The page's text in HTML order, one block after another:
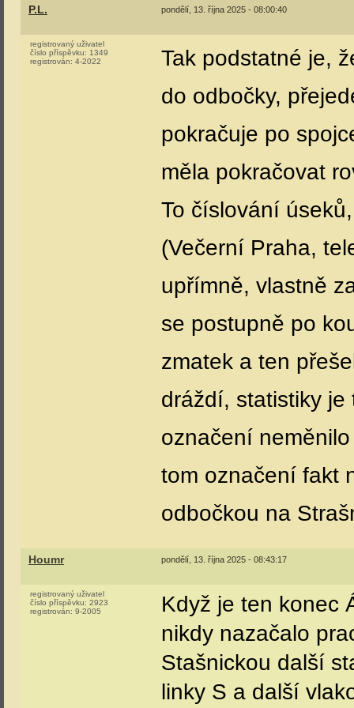
P.L. pondělí, 13. října 2025 - 08:00:40
registrovaný uživatel
číslo příspěvku: 1349
registrován: 4-2022
Tak podstatné je,
do odbočky,
pokračuje po
měla pokračovat
To číslování
(Večerní Praha,
upřímně, vlastně
se postupně po
zmatek a ten
dráždí, statistiky
označení
tom označení fakt
odbočkou na
Houmr pondělí, 13. října 2025 - 08:43:17
registrovaný uživatel
číslo příspěvku: 2923
registrován: 9-2005
Když je ten konec
nikdy nazačalo
Stašnickou další
linky S a další